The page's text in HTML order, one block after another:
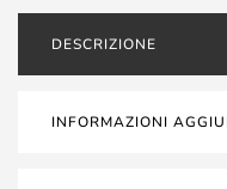
DESCRIZIONE
INFORMAZIONI